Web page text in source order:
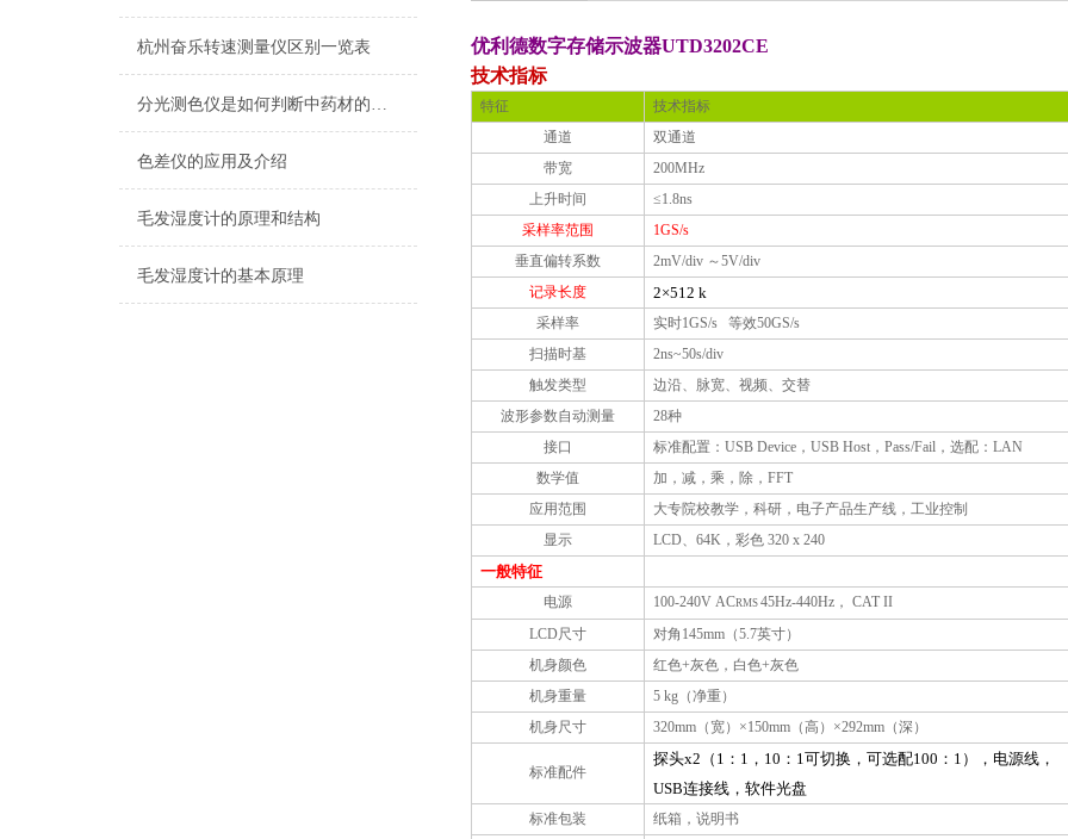
杭州奋乐转速测量仪区别一览表
分光测色仪是如何判断中药材的真假
色差仪的应用及介绍
毛发湿度计的原理和结构
毛发湿度计的基本原理
优利德数字存储示波器UTD3202CE
技术指标
特征
技术指标
通道
双通道
带宽
200MHz
上升时间
≤1.8ns
采样率范围
1GS/s
垂直偏转系数
2mV/div ～5V/div
记录长度
2×512 k
采样率 实时1GS/s
等效50GS/s
扫描时基
2ns~50s/div
触发类型
边沿、脉宽、视频、交替
波形参数自动测量
28种
接口
标准配置：USB Device，USB Host，Pass/Fail ，选配：LAN
数学值
加，减，乘，除，FFT
应用范围
大专院校教学，科研，电子产品生产线，工业控制
显示
LCD、64K，彩色 320 x 240
一般特征
电源 100-240V ACRMS45Hz-440Hz， CAT II
LCD尺寸
对角145mm（5.7英寸）
机身颜色
红色+灰色，白色+灰色
机身重量
5 kg（净重）
机身尺寸
320mm（宽）×150mm（高）×292mm（深）
标准配件
探头x2 （ 1 ：1 ， 10 ：1可切换 ，可选配100：1 ），电源线，
USB连接线，软件光盘
标准包装
纸箱，说明书